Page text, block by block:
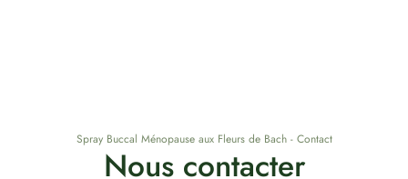
Spray Buccal Ménopause aux Fleurs de Bach - Contact
Nous contacter